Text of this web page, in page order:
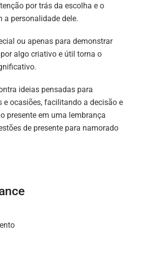
por trás da escolha e o
personalidade dele.
ou apenas para demonstrar
algo criativo e útil torna o
ideias pensadas para
e ocasiões, facilitando a decisão e
presente em uma lembrança
de presente para namorado